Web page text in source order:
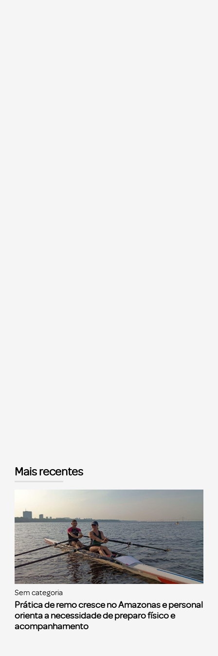
Mais recentes
Sem categoria
Prática de remo cresce no Amazonas e personal
orienta a necessidade de preparo físico e
acompanhamento